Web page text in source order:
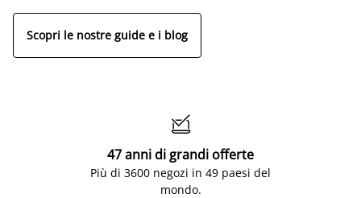
Scopri le nostre guide e i blog

47 anni di grandi offerte
Più di 3600 negozi in 49 paesi del
mondo.